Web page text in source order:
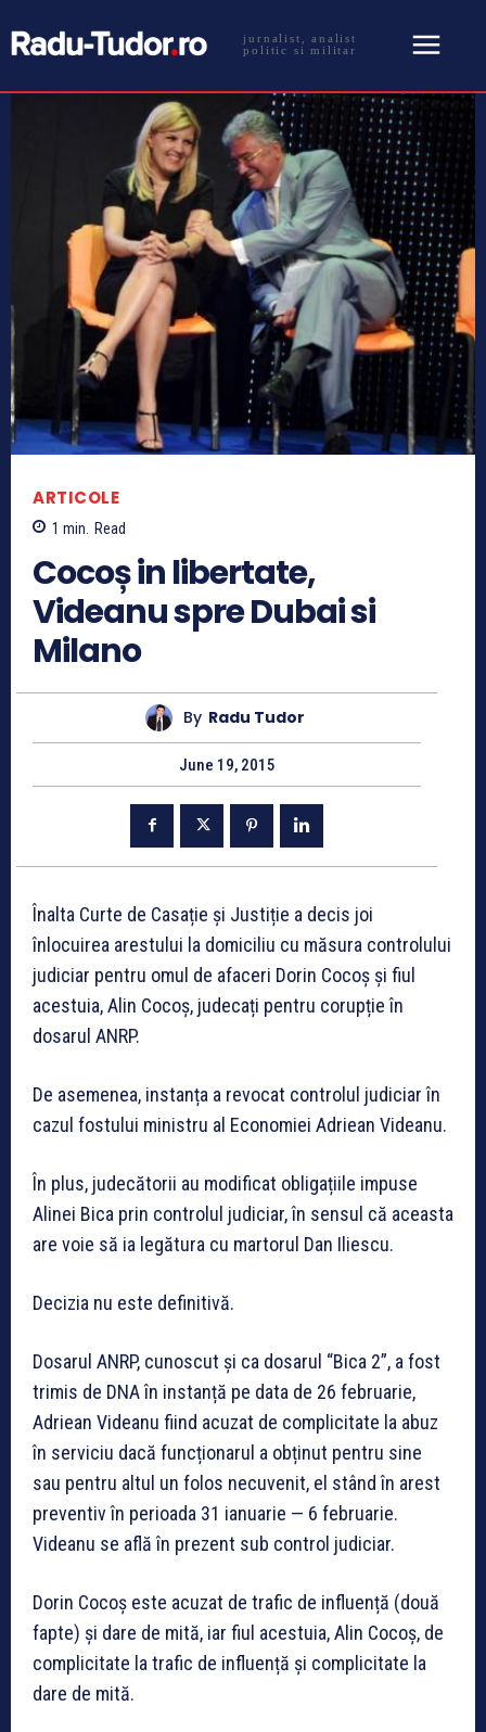
jurnalist, analist
politic si militar
ARTICOLE
1 min. Read
Cocoș in libertate,
Videanu spre Dubai si
Milano
By Radu Tudor
June 19, 2015
Înalta Curte de Casație și Justiție a decis joi
înlocuirea arestului la domiciliu cu măsura controlului
judiciar pentru omul de afaceri Dorin Cocoș și fiul
acestuia, Alin Cocoș, judecați pentru corupție în
dosarul ANRP.
De asemenea, instanța a revocat controlul judiciar în
cazul fostului ministru al Economiei Adriean Videanu.
În plus, judecătorii au modificat obligațiile impuse
Alinei Bica prin controlul judiciar, în sensul că aceasta
are voie să ia legătura cu martorul Dan Iliescu.
Decizia nu este definitivă.
Dosarul ANRP, cunoscut și ca dosarul “Bica 2”, a fost
trimis de DNA în instanță pe data de 26 februarie,
Adriean Videanu fiind acuzat de complicitate la abuz
în serviciu dacă funcționarul a obținut pentru sine
sau pentru altul un folos necuvenit, el stând în arest
preventiv în perioada 31 ianuarie — 6 februarie.
Videanu se află în prezent sub control judiciar.
Dorin Cocoș este acuzat de trafic de influență (două
fapte) și dare de mită, iar fiul acestuia, Alin Cocoș, de
complicitate la trafic de influență și complicitate la
dare de mită.